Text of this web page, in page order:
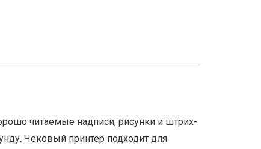
читаемые надписи, рисунки и штрих-
Чековый принтер подходит для